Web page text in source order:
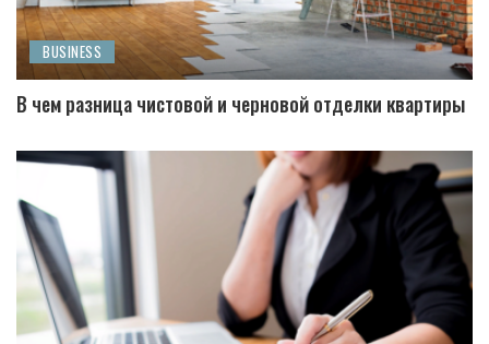
BUSINESS
В чем разница чистовой и черновой отделки квартиры